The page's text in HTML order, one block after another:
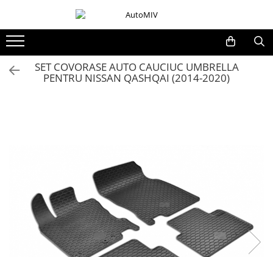
Oferta Saptamanii
Butoane Blocare/Deblocare
Buton Frana
Buton Clapeta Rezervor
Buton Portbagaj
Alte Butoane/Comutatoare
SET COVORASE AUTO CAUCIUC UMBRELLA
PENTRU NISSAN QASHQAI (2014-2020)